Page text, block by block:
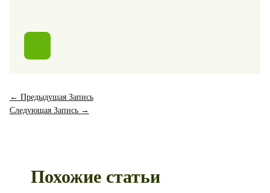
← Предыдущая Запись
Следующая Запись →
Похожие статьи